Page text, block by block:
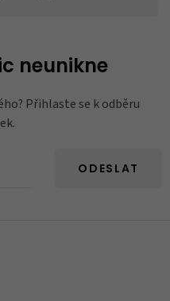
neunikne
Přihlaste se k odběru
ODESLAT